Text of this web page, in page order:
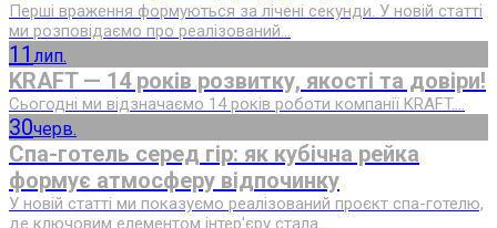
Перші враження формуються за лічені секунди. У новій статті
ми розповідаємо про реалізований...
11 лип.
KRAFT — 14 років розвитку, якості та довіри!
Сьогодні ми відзначаємо 14 років роботи компанії KRAFT....
30черв.
Спа-готель серед гір: як кубічна рейка
формує атмосферу відпочинку
У новій статті ми показуємо реалізований проєкт спа-готелю,
де ключовим елементом інтер'єру стала...